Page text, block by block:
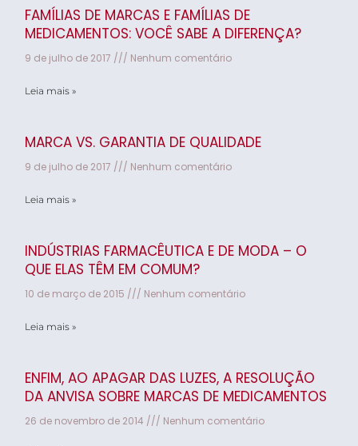
FAMÍLIAS DE MARCAS E FAMÍLIAS DE
MEDICAMENTOS: VOCÊ SABE A DIFERENÇA?
9 de julho de 2017 Nenhum comentário
Leia mais »
MARCA VS. GARANTIA DE QUALIDADE
9 de julho de 2017 Nenhum comentário
Leia mais »
INDÚSTRIAS FARMACÊUTICA E DE MODA – O
QUE ELAS TÊM EM COMUM?
10 de março de 2015 Nenhum comentário
Leia mais »
ENFIM, AO APAGAR DAS LUZES, A RESOLUÇÃO
DA ANVISA SOBRE MARCAS DE MEDICAMENTOS
26 de novembro de 2014 Nenhum comentário